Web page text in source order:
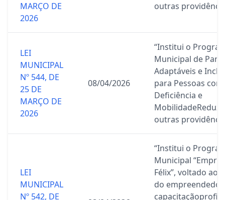
MARÇO DE
2026
outras
LEI
MUNICIPAL
Nº 544, DE
25 DE
MARÇO DE
2026
08/04/2026
“Institui o
Municipal de
Adaptáveis e
para Pessoas com
Deficiência e
outras
LEI
MUNICIPAL
Nº 542, DE
“Institui o
Municipal
Félix”, voltado ao
do